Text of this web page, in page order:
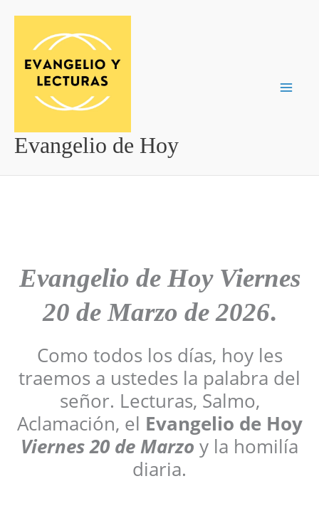
contenido
Evangelio de Hoy
Evangelio de Hoy Viernes
20 de Marzo de 2026.
Como todos los días, hoy les
traemos a ustedes la palabra del
señor. Lecturas, Salmo,
Aclamación, el Evangelio de Hoy
Viernes20 de Marzo y la homilía
diaria.